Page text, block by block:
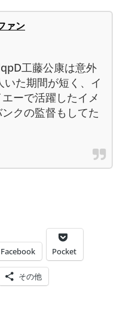
ァン
工藤公康は意外
た期間が短く、イ
ーで活躍したイメ
クの監督もしてた
Facebook Pocket
その他